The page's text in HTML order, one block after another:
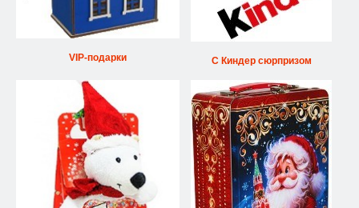
VIP-подарки С Киндер сюрпризом